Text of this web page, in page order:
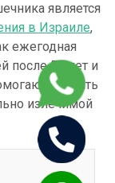
является
в Израиле,
ежегодная
после 50 лет и
снизить
излечимой